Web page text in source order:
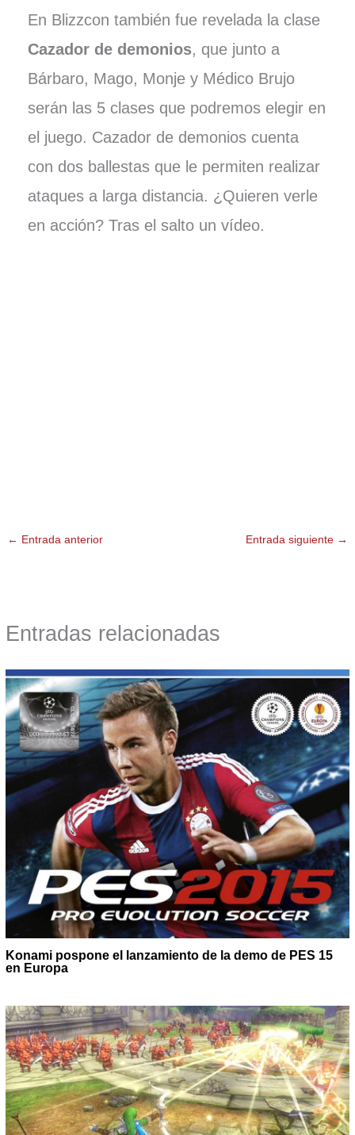
En Blizzcon también fue revelada la clase
Cazador de demonios, que junto a
Bárbaro, Mago, Monje y Médico Brujo
serán las 5 clases que podremos elegir en
el juego. Cazador de demonios cuenta
con dos ballestas que le permiten realizar
ataques a larga distancia. ¿Quieren verle
en acción? Tras el salto un vídeo.
← Entrada anterior Entrada siguiente →
Entradas relacionadas
Konami pospone el lanzamiento de la demo de PES 15
en Europa